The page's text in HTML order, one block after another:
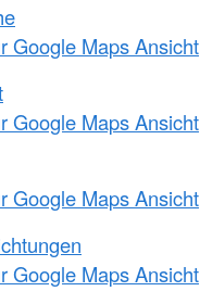
Google Maps Ansicht
Google Maps Ansicht
Google Maps Ansicht
Google Maps Ansicht